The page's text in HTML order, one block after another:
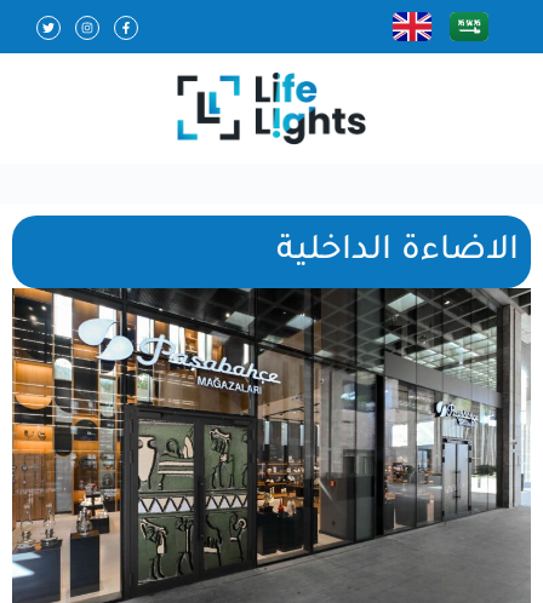
الاضاءة الداخلية